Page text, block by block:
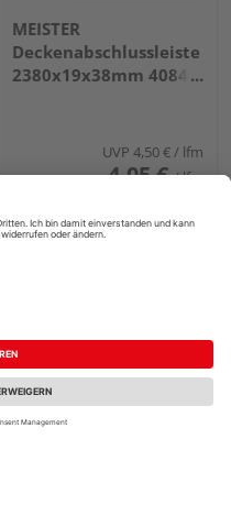
MEISTER
Deckenabschlussleiste
2380x19x38mm 4084
UVP 4,50 €/ lfm
4,05 € / lfm